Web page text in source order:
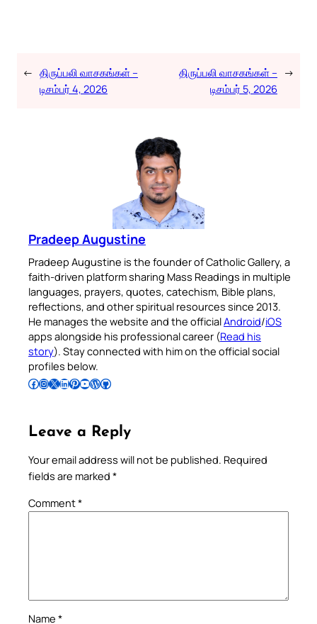
← திருப்பலி வாசகங்கள் –
டிசம்பர் 4, 2026
திருப்பலி வாசகங்கள் –
டிசம்பர் 5, 2026
→
Pradeep Augustine
Pradeep Augustine is the founder of Catholic Gallery, a
faith-driven platform sharing Mass Readings in multiple
languages, prayers, quotes, catechism, Bible plans,
reflections, and other spiritual resources since 2013.
He manages the website and the officialAndroid/iOS
apps alongside his professional career (Read his
story). Stay connected with him on the official social
profiles below.
Follow Pradeep on Facebook Follow Pradeep on InstagramFollow Pradeep on X Follow Pradeep on LinkedIn Follow Pradeep on Pinterest Subscribe to Pradeep’s Youtube Channel Follow Pradeep on WordPress Follow Pradeep on GitHub
Leave a Reply
Your email address will not be published. Required
fields are marked *
Comment*
Name *